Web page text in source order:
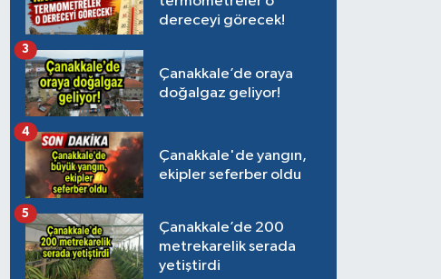
dereceyi görecek!
Çanakkale’de oraya
doğalgaz geliyor!
3
Çanakkale'de yangın,
ekipler seferber oldu
4
Çanakkale’de 200
metrekarelik serada
yetiştirdi
5